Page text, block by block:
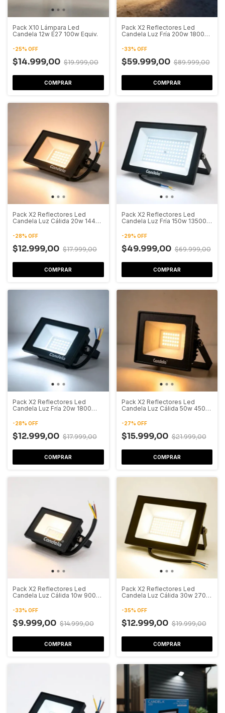
Pack X10 Lámpara Led
Candela 12w E27 100w Equiv.
-25% OFF
$14.999,00 $19.999,00
COMPRAR
Pack X2 Reflectores Led
Candela Luz Fría 200w 18000
-33% OFF
$59.999,00 $89.999,00
COMPRAR
Pack X2 Reflectores Led
Candela Luz Cálida 20w 1440
-28% OFF
$12.999,00 $17.999,00
COMPRAR
Pack X2 Reflectores Led
Candela Luz Fría 150w 13500
-29% OFF
$49.999,00 $69.999,00
COMPRAR
Pack X2 Reflectores Led
Candela Luz Fría 20w 1800
-28% OFF
$12.999,00 $17.999,00
COMPRAR
Pack X2 Reflectores Led
Candela Luz Cálida 50w 4500
-27% OFF
$15.999,00 $21.999,00
COMPRAR
Pack X2 Reflectores Led
Candela Luz Cálida 10w 900
-33% OFF
$9.999,00 $14.999,00
COMPRAR
Pack X2 Reflectores Led
Candela Luz Cálida 30w 2700
-35% OFF
$12.999,00 $19.999,00
COMPRAR